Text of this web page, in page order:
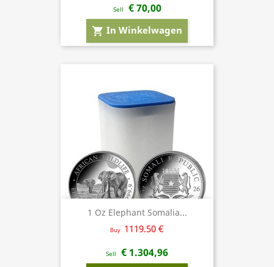
Sell € 70,00
shopping_cart In Winkelwagen
1 Oz Elephant Somalia...
Buy 1119.50 €
Sell € 1.304,96